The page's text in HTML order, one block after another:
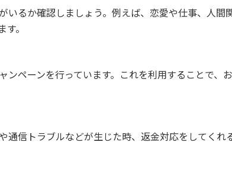
いるか確認しましょう。例えば、恋愛や仕事、人間
。
ンペーンを行っています。これを利用することで、
通信トラブルなどが生じた時、返金対応をしてくれ